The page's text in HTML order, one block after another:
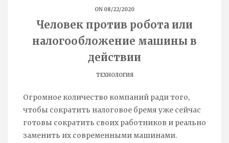
ON 08/22/2020
Человек против робота или
налогообложение машины в
действии
ТЕХНОЛОГИЯ
Огромное количество компаний ради того,
чтобы сократить налоговое бремя уже сейчас
готовы сократить своих работников и реально
заменить их современными машинами.